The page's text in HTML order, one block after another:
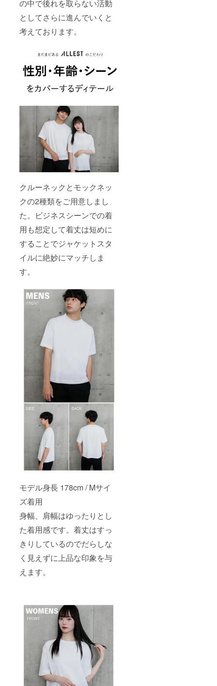
の中で後れを取らない活動
としてさらに進んでいくと
考えております。
クルーネックとモックネッ
クの2種類をご用意しまし
た。ビジネスシーンでの着
用も想定して着丈は短めに
することでジャケットスタ
イルに絶妙にマッチしま
す。
モデル身長 178cm / Mサイ
ズ着用
身幅、肩幅はゆったりとし
た着用感です。着丈はすっ
きりしているのでだらしな
く見えずに上品な印象を与
えます。